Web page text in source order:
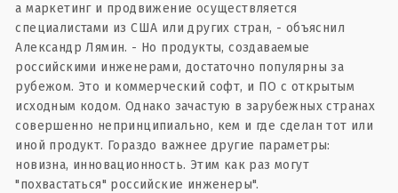
а маркетинг и продвижение осуществляется
специалистами из США или других стран, - объяснил
Александр Лямин. - Но продукты, создаваемые
российскими инженерами, достаточно популярны за
рубежом. Это и коммерческий софт, и ПО с открытым
исходным кодом. Однако зачастую в зарубежных странах
совершенно непринципиально, кем и где сделан тот или
иной продукт. Гораздо важнее другие параметры:
новизна, инновационность. Этим как раз могут
"похвастаться" российские инженеры".